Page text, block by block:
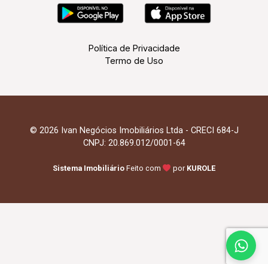
Política de Privacidade
Termo de Uso
© 2026 Ivan Negócios Imobiliários Ltda - CRECI 684-J
CNPJ: 20.869.012/0001-64
Sistema Imobiliário Feito com por KUROLE